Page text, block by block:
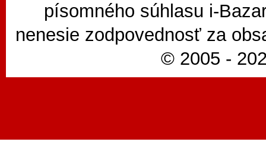
písomného súhlasu i-
nenesie zodpovednosť za
© 2005 -